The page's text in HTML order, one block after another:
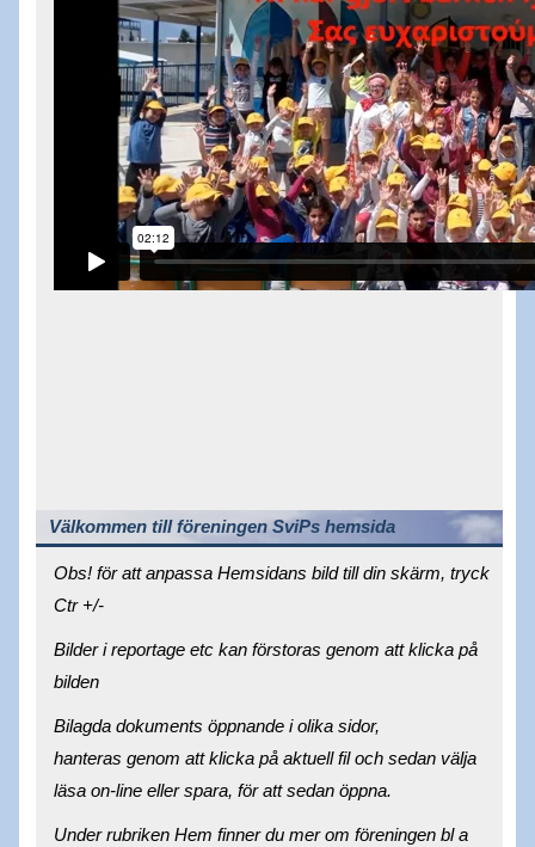
Välkommen till föreningen SviPs hemsida
Obs! för att anpassa Hemsidans bild till din skärm, tryck
Ctr +/-
Bilder i reportage etc kan förstoras genom att klicka på
bilden
Bilagda dokuments öppnande i olika sidor,
hanteras genom att klicka på aktuell fil och sedan välja
läsa on-line eller spara, för att sedan öppna.
Under rubriken Hem finner du mer om föreningen bl a